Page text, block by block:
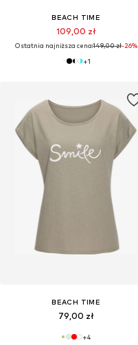
BEACH TIME
109,00 zł
Ostatnia najniższa cena:149,00 zł-26%
+1
BEACH TIME
79,00 zł
+4